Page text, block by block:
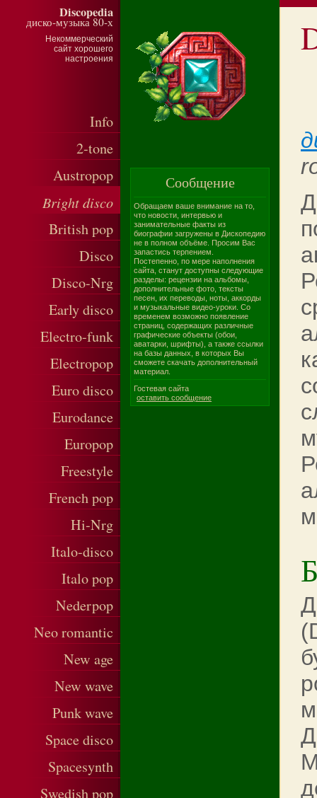
Discopedia
диско-музыка 80-х
Некоммерческий
сайт хорошего
настроения
Info
2-tone
Austropop
Bright disco
British pop
Disco
Disco-Nrg
Early disco
Electro-funk
Electropop
Euro disco
Eurodance
Europop
Freestyle
French pop
Hi-Nrg
Italo-disco
Italo pop
Nederpop
Neo romantic
New age
New wave
Punk wave
Space disco
Spacesynth
Swedish pop
Сообщение
Обращаем ваше внимание на то,
что новости, интервью и
занимательные факты из
биографии загружены в Дископедию
не в полном объёме. Просим Вас
запастись терпением.
Постепенно, по мере наполнения
сайта, станут доступны следующие
разделы: рецензии на альбомы,
дополнительные фото, тексты
песен, их переводы, ноты, аккорды
и музыкальные видео-уроки. Со
временем возможно появление
страниц, содержащих различные
графические объекты (обои,
аватарки, шрифты), а также ссылки
на базы данных, в которых Вы
сможете скачать дополнительный
материал.
Гостевая сайта
оставить сообщение